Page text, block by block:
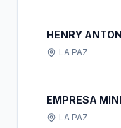
HENRY
LA PAZ
EMPRESA
LA PAZ